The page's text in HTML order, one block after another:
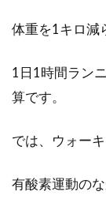
体重を1キロ減
1日1時間ラン
算です。
では、ウォー
有酸素運動の